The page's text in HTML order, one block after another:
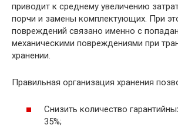
приводит к среднему увеличению
порчи и замены комплектующих. При
повреждений связано именно с
механическими повреждениями при
хранении.
Правильная организация хранения
Снизить количество
35%;